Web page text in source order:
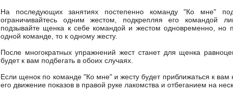
На последующих занятиях постепенно команду "Ко мне"
ограничивайтесь одним жестом, подкрепляя его командой
подзывайте щенка к себе командой и жестом одновременно, но
одной команде, то к одному жесту.
После многократных упражнений жест станет для щенка
будет к вам подбегать в обоих случаях.
Если щенок по команде "Ко мне" и жесту будет приближаться к вам
его движение показов в правой руке лакомства и отбеганием на